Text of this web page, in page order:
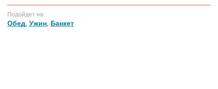
Подойдет на:
Обед Ужин Банкет